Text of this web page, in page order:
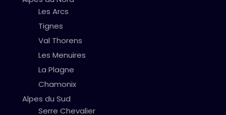
Les Arcs
Tignes
Val Thorens
Les Menuires
La Plagne
Chamonix
Alpes du Sud
Serre Chevalier